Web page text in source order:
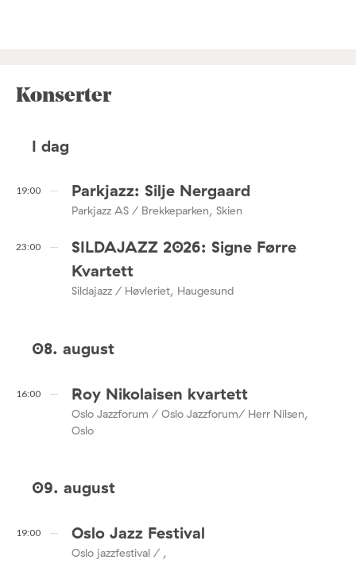
Konserter
I dag
19:00 Parkjazz: Silje Nergaard
Parkjazz AS / Brekkeparken, Skien
23:00
SILDAJAZZ 2026: Signe Førre
Kvartett
Sildajazz / Høvleriet, Haugesund
08. august
16:00 Roy Nikolaisen kvartett
Oslo Jazzforum / Oslo Jazzforum/ Herr Nilsen,
Oslo
09. august
19:00 Oslo Jazz Festival
Oslo jazzfestival / ,